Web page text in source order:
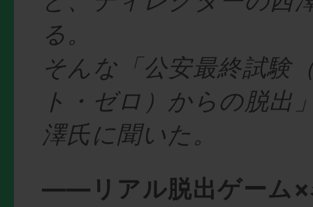
る。
そんな「公安最終試験
ト・ゼロ）からの脱出
澤氏に聞いた。
――リアル脱出ゲーム×